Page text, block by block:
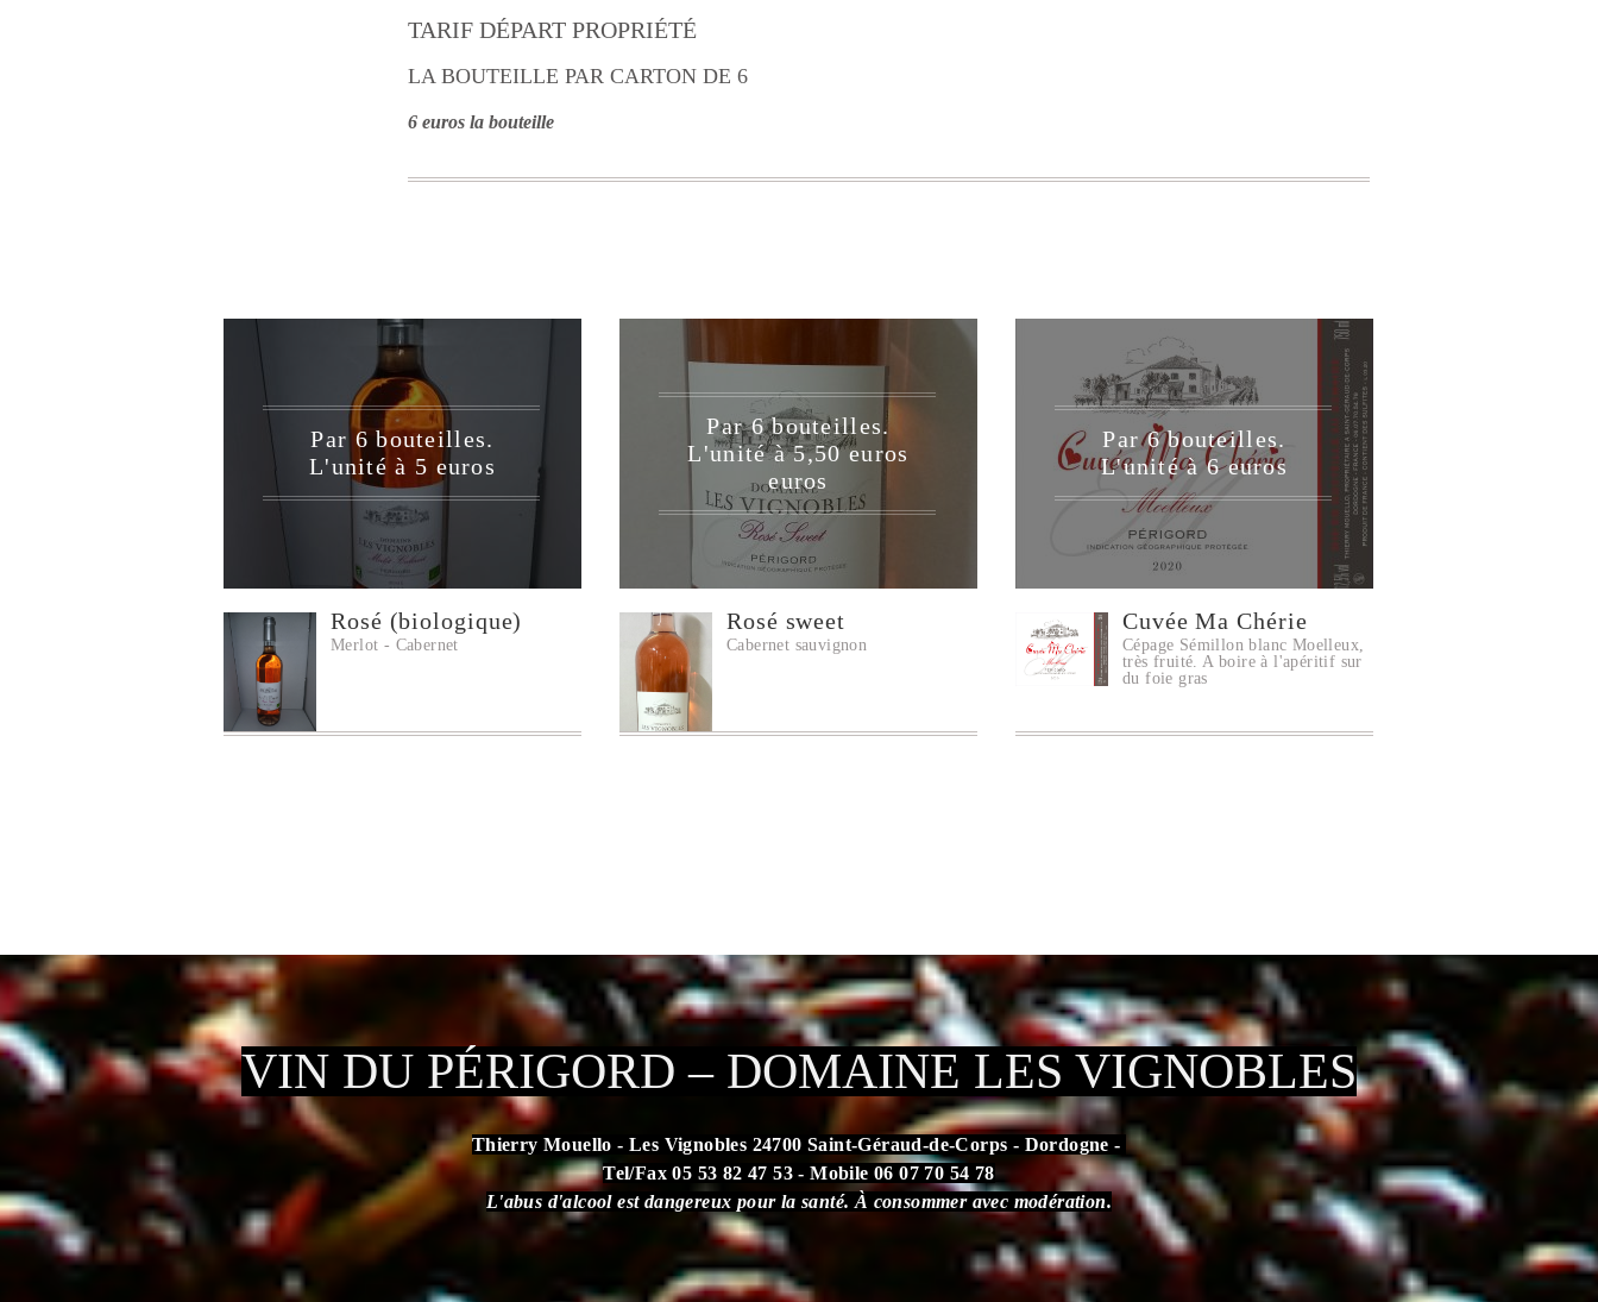
TARIF DÉPART PROPRIÉTÉ
LA BOUTEILLE PAR CARTON DE 6
6 euros la bouteille
Par 6 bouteilles.
L'unité à 5 euros
Rosé (biologique)
Merlot - Cabernet
Par 6 bouteilles.
L'unité à 5,50 euros
euros
Rosé sweet
Cabernet sauvignon
Par 6 bouteilles.
L'unité à 6 euros
Cuvée Ma Chérie
Cépage Sémillon blanc Moelleux,
très fruité. A boire à l'apéritif sur
du foie gras
VIN DU PÉRIGORD – DOMAINE LES VIGNOBLES
Thierry Mouello - Les Vignobles 24700 Saint-Géraud-de-Corps - Dordogne -
Tel/Fax 05 53 82 47 53 - Mobile 06 07 70 54 78
L'abus d'alcool est dangereux pour la santé. À consommer avec modération.